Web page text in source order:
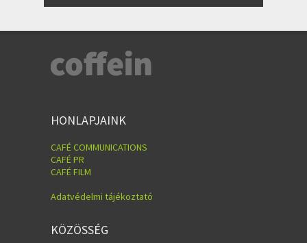
HONLAPJAINK
CAFÉ COMMUNICATIONS
CAFÉ PR
CAFÉ FILM
Adatvédelmi tájékoztató
KÖZÖSSÉG